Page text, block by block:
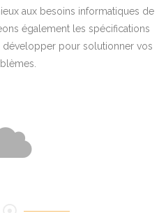
aux besoins informatiques de
également les spécifications
pour solutionner vos